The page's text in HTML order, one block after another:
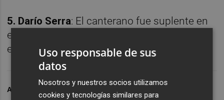
5. Darío Serra: El canterano fue suplente en
el partido del Go Ahead Eagles y sigue
esperando su oportunidad en la Eredivisie.
ARCHIVADO EN
Uso responsable de sus
datos
Nosotros y nuestros socios utilizamos
cookies y tecnologías similares para